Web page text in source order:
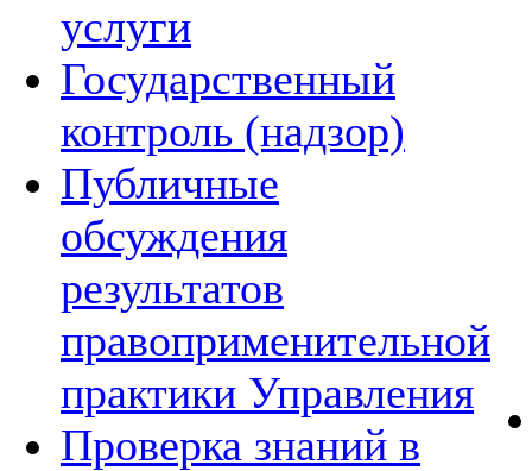
услуги
Государственный
контроль (надзор)
Публичные
обсуждения
результатов
правоприменительной
практики Управления
Проверка знаний в